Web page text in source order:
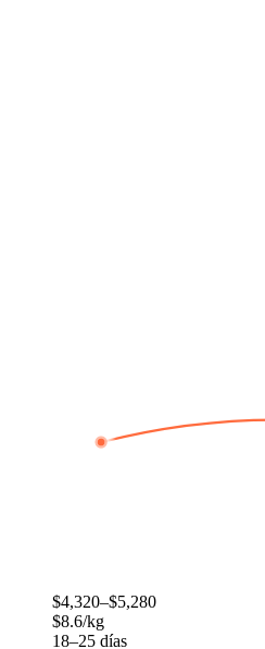
$4,320–$5,280
$8.6/kg
18–25 días